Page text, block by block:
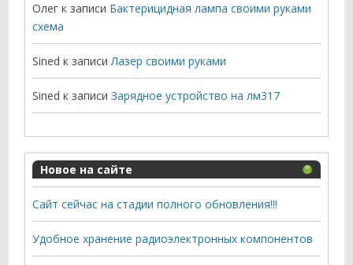
Олег к записи Бактерицидная лампа своими руками
схема
Sined к записиЛазер своими руками
Sined к записиЗарядное устройство на лм317
Новое на сайте
Сайт сейчас на стадии полного обновления!!!
Удобное хранение радиоэлектронных компонентов